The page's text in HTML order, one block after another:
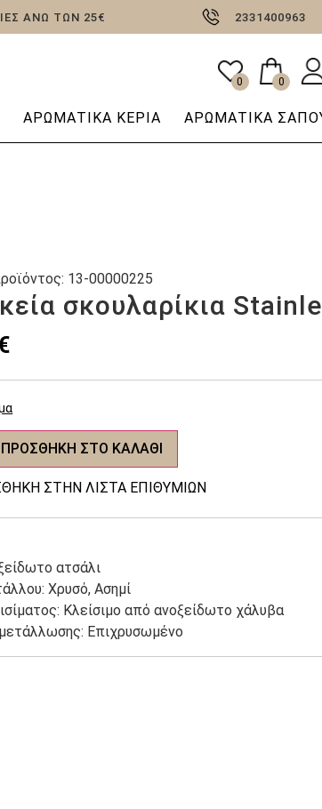
ΑΝΩ ΤΩΝ 25€ 2331400963
0 0
ΑΡΩΜΑΤΙΚΆ ΚΕΡΙΆ AΡΩΜΑΤΙΚΆ
σκουλαρίκια
ατσάλι
Χρυσό, Ασημί
Κλείσιμο από ανοξείδωτο χάλυβα
Επιχρυσωμένο
ΠΡΟΣΘΉΚΗ ΣΤΟ ΚΑΛΆΘΙ
ΣΤΗΝ ΛΊΣΤΑ ΕΠΙΘΥΜΙΏΝ
13-00000225